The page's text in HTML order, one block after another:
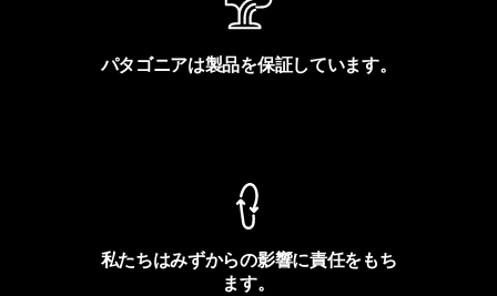
パタゴニアは製品を保証しています。
私たちはみずからの影響に責任をもち
ます。